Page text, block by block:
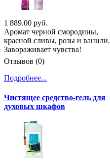
1 889.00 руб.
Аромат черной смородины,
красной сливы, розы и ванили.
Завораживает чувства!
Отзывов (0)
Подробнее...
Чистящее средство-гель для
духовых шкафов